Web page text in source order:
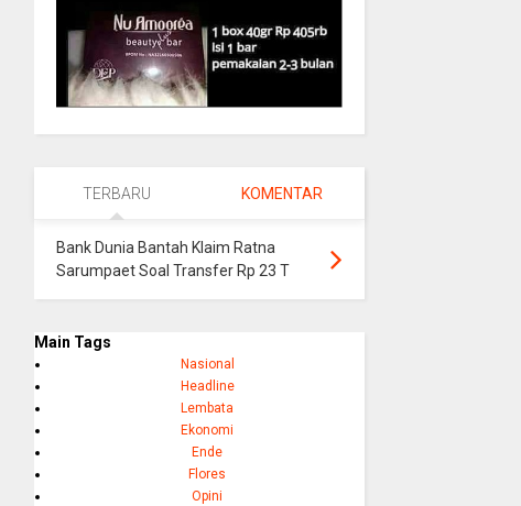
TERBARU KOMENTAR
Bank Dunia Bantah Klaim Ratna
Sarumpaet Soal Transfer Rp 23 T
Main Tags
Nasional
Headline
Lembata
Ekonomi
Ende
Flores
Opini